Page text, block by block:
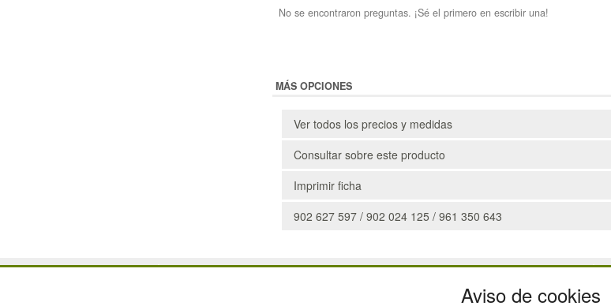
No se encontraron preguntas. ¡Sé el primero en escribir una!
MÁS OPCIONES
Ver todos los precios y medidas
Consultar sobre este producto
Imprimir ficha
902 627 597 / 902 024 125 / 961 350 643
Aviso de cookies